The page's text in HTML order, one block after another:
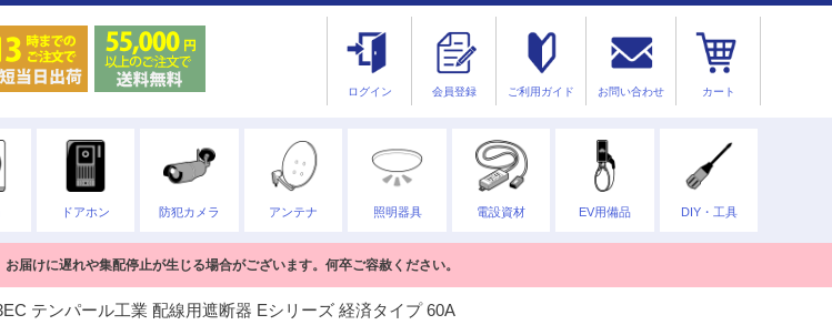
ログイン 会員登録 ご利用ガイド お問い合わせ カート
ドアホン 防犯カメラ アンテナ 照明器具 電設資材 EV用備品 DIY・工具
届けに遅れや集配停止が生じる場合がございます。何卒ご容赦ください。
テンパール工業 配線用遮断器 Eシリーズ 経済タイプ 60A